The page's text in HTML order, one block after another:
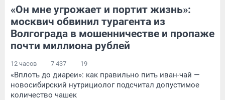
«Он мне угрожает и портит жизнь»:
москвич обвинил турагента из
Волгограда в мошенничестве и пропаже
почти миллиона рублей
12 часов 7 437 19
«Вплоть до диареи»: как правильно пить иван-чай —
новосибирский нутрициолог подсчитал допустимое
количество чашек